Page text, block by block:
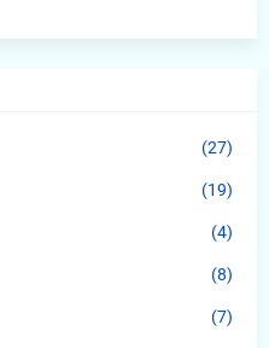
(27)
(19)
(4)
(8)
(7)